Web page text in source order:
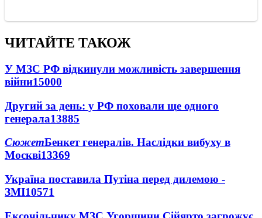
ЧИТАЙТЕ ТАКОЖ
У МЗС РФ відкинули можливість завершення
війни15000
Другий за день: у РФ поховали ще одного
генерала13885
СюжетБенкет генералів. Наслідки вибуху в
Москві13369
Україна поставила Путіна перед дилемою -
ЗМІ10571